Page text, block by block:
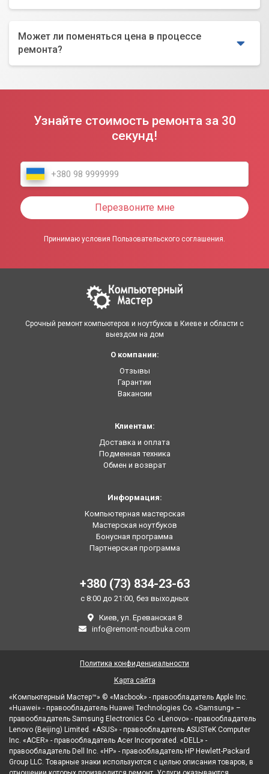
Может ли поменяться цена в процессе
ремонта?
Узнайте стоимость ремонта за 30
секунд!
Перезвоните мне
Принимаю условия Пользовательского соглашения.
Срочный ремонт компьютеров и ноутбуков в Киеве и области с
выездом на дом
О компании:
Отзывы
Гарантии
Вакансии
Клиентам:
Доставка и оплата
Подменная техника
Обмен и возврат
Информация:
Компьютерная мастерская
Мастерская ноутбуков
Бонусная программа
Партнерская программа
+380 (73) 834-23-63
с 8:00 до 21:00, без выходных
Киев, ул. Ереванская 8
info@remont-noutbuka.com
«Компьютерный Мастер™» © «Macbook» - правообладатель Apple Inc.
«Huawei» - правообладатель Huawei Technologies Co. «Samsung» –
правообладатель Samsung Electronics Co. «Lenovo» - правообладатель
Lenovo (Beijing) Limited. «ASUS» - правообладатель ASUSTeK Computer
Inc. «ACER» - правообладатель Acer Incorporated. «DELL» -
правообладатель Dell Inc. «HP» - правообладатель HP Hewlett-Packard
Group LLC. Товарные знаки используются с целью описания товаров, в
Политика конфиденциальности
Карта сайта